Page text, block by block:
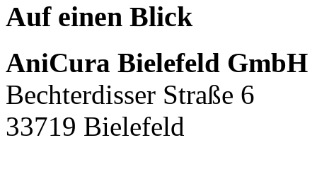
Auf einen Blick
AniCura Bielefeld GmbH
Bechterdisser Straße 6
33719 Bielefeld